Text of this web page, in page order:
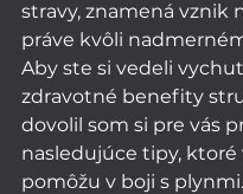
stravy, znamená vznik
práve kvôli
Aby ste si vedeli
zdravotné benefity
dovolil som si pre vás
nasledujúce tipy, ktoré
pomôžu v boji s plynmi.